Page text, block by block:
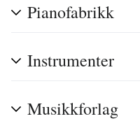
Pianofabrikk
Instrumenter
Musikkforlag